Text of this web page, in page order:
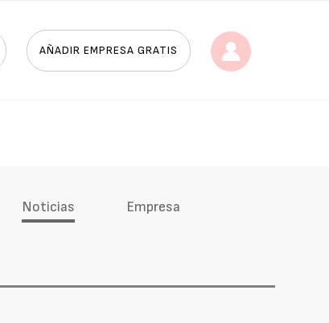
AÑADIR EMPRESA GRATIS
Noticias Empresa